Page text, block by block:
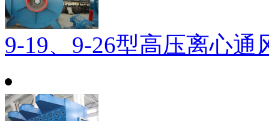
9-19、9-26型高压离心通